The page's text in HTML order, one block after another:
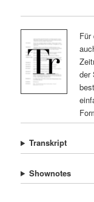
Für
der
Transkript
Shownotes